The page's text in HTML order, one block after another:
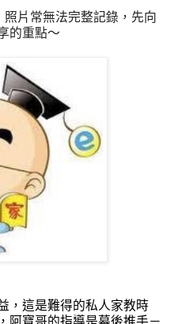
片常無法完整記錄，先向
的重點～
，這是難得的私人家教時
阿寶哥的指導是幕後推手－